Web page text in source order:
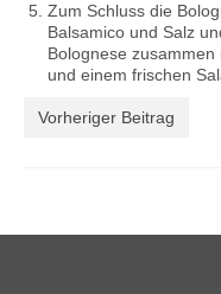
Zum Schluss die
Balsamico und Salz
Bolognese
und einem frischen
Vorheriger Beitrag